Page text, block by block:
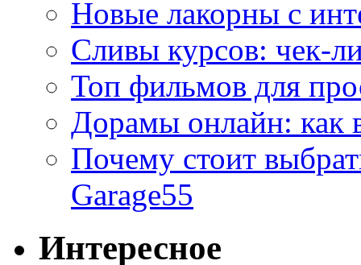
Новые лакорны с
Сливы курсов: чек-
Топ фильмов для
Дорамы онлайн: как
Почему стоит
Garage55
Интересное